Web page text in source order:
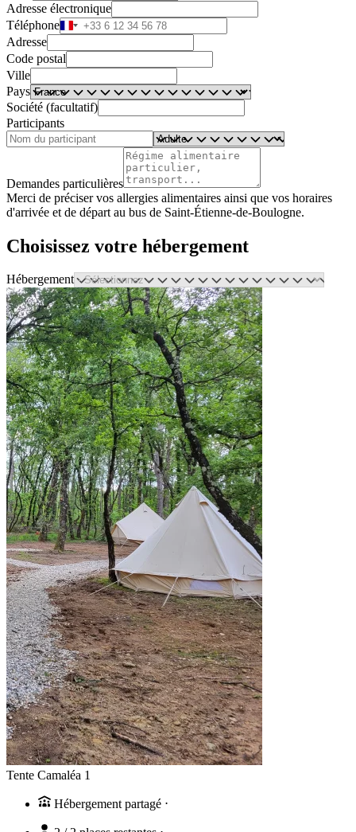
Adresse électronique
Téléphone
Adresse
Code postal
Ville
Pays
Société (facultatif)
Participants
Demandes particulières
Merci de préciser vos allergies alimentaires ainsi que vos horaires
d'arrivée et de départ au bus de Saint-Étienne-de-Boulogne.
Choisissez votre hébergement
Hébergement
Tente Camaléa 1
Hébergement partagé ⋅